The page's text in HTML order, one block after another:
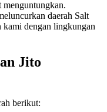
menguntungkan.
daerah Salt
dengan lingkungan
Jito
berikut: